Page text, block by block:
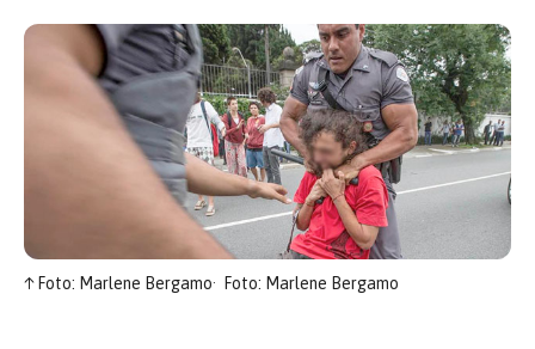
↑Foto: Marlene Bergamo Foto: Marlene Bergamo